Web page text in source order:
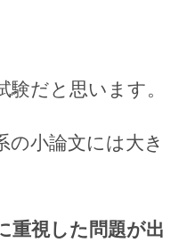
だと思います。
の小論文には大き
重視した問題が出